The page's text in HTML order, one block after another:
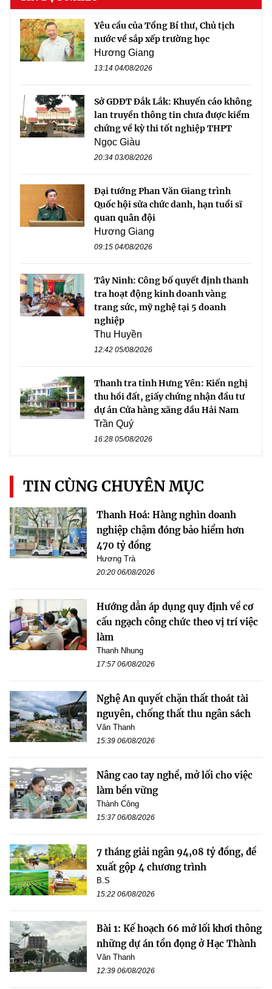
Yêu cầu của Tổng Bí thư, Chủ tịch
nước về sắp xếp trường học
Hương Giang
13:14 04/08/2026
Sở GDĐT Đắk Lắk: Khuyến cáo không
lan truyền thông tin chưa được kiểm
chứng về kỳ thi tốt nghiệp THPT
Ngọc Giàu
20:34 03/08/2026
Đại tướng Phan Văn Giang trình
Quốc hội sửa chức danh, hạn tuổi sĩ
quan quân đội
Hương Giang
09:15 04/08/2026
Tây Ninh: Công bố quyết định thanh
tra hoạt động kinh doanh vàng
trang sức, mỹ nghệ tại 5 doanh
nghiệp
Thu Huyền
12:42 05/08/2026
Thanh tra tỉnh Hưng Yên: Kiến nghị
thu hồi đất, giấy chứng nhận đầu tư
dự án Cửa hàng xăng dầu Hải Nam
Trần Quý
16:28 05/08/2026
TIN CÙNG CHUYÊN MỤC
Thanh Hoá: Hàng nghìn doanh
nghiệp chậm đóng bảo hiểm hơn
470 tỷ đồng
Hương Trà
20:20 06/08/2026
Hướng dẫn áp dụng quy định về cơ
cấu ngạch công chức theo vị trí việc
làm
Thanh Nhung
17:57 06/08/2026
Nghệ An quyết chặn thất thoát tài
nguyên, chống thất thu ngân sách
Văn Thanh
15:39 06/08/2026
Nâng cao tay nghề, mở lối cho việc
làm bền vững
Thành Công
15:37 06/08/2026
7 tháng giải ngân 94,08 tỷ đồng, đề
xuất gộp 4 chương trình
B.S
15:22 06/08/2026
Bài 1: Kế hoạch 66 mở lối khơi thông
những dự án tồn đọng ở Hạc Thành
Văn Thanh
12:39 06/08/2026